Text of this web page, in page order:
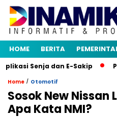
HOME BERITA
Senja dan E-Sakip
Home / Otomotif
Sosok New Nissan
Apa Kata NMI?